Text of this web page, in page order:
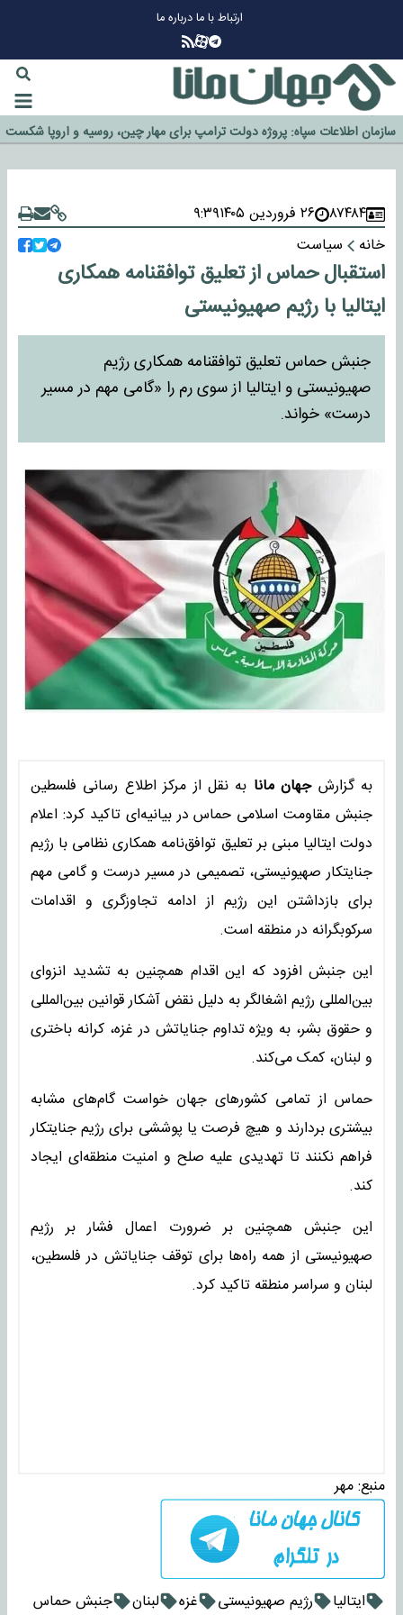
ارتباط با مادرباره ما
چرا طلا دوباره افزایشی شد؟
گزینه جدایی اوسمار روی میز مدیران پرسپولیس
آیا رئیس جمهور آمریکا قانون را دور می‌زند؟
۸۷۴۸۴ ۲۶ فروردین ۱۴۰۵
۹:۳۹
خانه
سیاست
استقبال حماس از تعلیق توافقنامه همکاری
ایتالیا با رژیم صهیونیستی
جنبش حماس تعلیق توافقنامه همکاری رژیم
صهیونیستی و ایتالیا از سوی رم را «گامی مهم در مسیر
درست» خواند.
به گزارشجهان مانا به نقل از مرکز اطلاع رسانی فلسطین
جنبش مقاومت اسلامی حماس در بیانیه‌ای تاکید کرد: اعلام
دولت ایتالیا مبنی بر تعلیق توافق‌نامه همکاری نظامی با رژیم
جنایتکار صهیونیستی، تصمیمی در مسیر درست و گامی مهم
برای بازداشتن این رژیم از ادامه تجاوزگری و اقدامات
سرکوبگرانه در منطقه است.
این جنبش افزود که این اقدام همچنین به تشدید انزوای
بین‌المللی رژیم اشغالگر به دلیل نقض آشکار قوانین بین‌المللی
و حقوق بشر، به ‌ویژه تداوم جنایاتش در غزه، کرانه باختری
و لبنان، کمک می‌کند.
حماس از تمامی کشورهای جهان خواست گام‌های مشابه
بیشتری بردارند و هیچ فرصت یا پوششی برای رژیم جنایتکار
فراهم نکنند تا تهدیدی علیه صلح و امنیت منطقه‌ای ایجاد
کند.
این جنبش همچنین بر ضرورت اعمال فشار بر رژیم
صهیونیستی از همه راه‌ها برای توقف جنایاتش در فلسطین،
لبنان و سراسر منطقه تاکید کرد.
منبع:مهر
ایتالیا رژیم صهیونیستی غزه لبنان جنبش حماس